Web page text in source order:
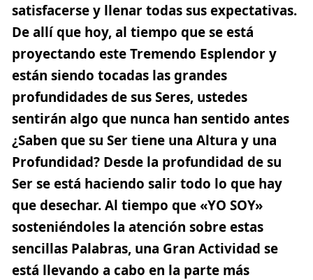
satisfacerse y llenar todas sus expectativas.
De allí que hoy, al tiempo que se está
proyectando este Tremendo Esplendor y
están siendo tocadas las grandes
profundidades de sus Seres, ustedes
sentirán algo que nunca han sentido antes
¿Saben que su Ser tiene una Altura y una
Profundidad? Desde la profundidad de su
Ser se está haciendo salir todo lo que hay
que desechar. Al tiempo que «YO SOY»
sosteniéndoles la atención sobre estas
sencillas Palabras, una Gran Actividad se
está llevando a cabo en la parte más